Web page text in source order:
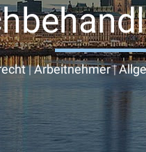
|Arbeitnehmer|